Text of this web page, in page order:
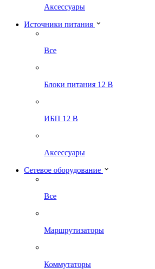
Аксессуары
Источники питания
Все
Блоки питания 12 В
ИБП 12 В
Аксессуары
Сетевое оборудование
Все
Маршрутизаторы
Коммутаторы